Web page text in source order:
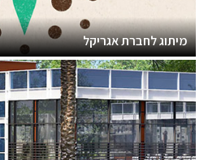
מיתוג לחברת אגריקל